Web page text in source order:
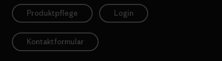
Produktpflege Login
Kontaktformular